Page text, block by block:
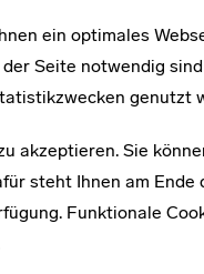
ein optimales
Seite notwendig
genutzt
akzeptieren. Sie
steht Ihnen am Ende
Funktionale
THEMA